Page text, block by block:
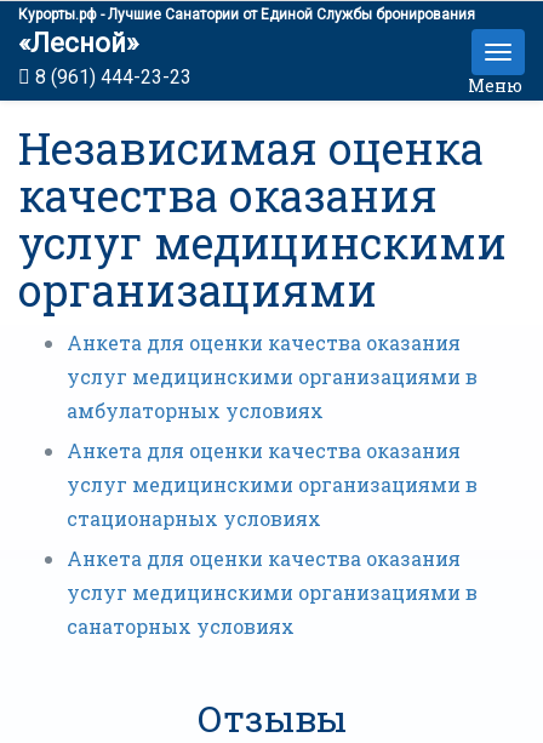
Курорты.рф - Лучшие Санатории от Единой Службы бронирования
«Лесной»
8 (961) 444-23-23 Меню
Независимая оценка
качества оказания
услуг медицинскими
организациями
Анкета для оценки качества оказания
услуг медицинскими организациями в
амбулаторных условиях
Анкета для оценки качества оказания
услуг медицинскими организациями в
стационарных условиях
Анкета для оценки качества оказания
услуг медицинскими организациями в
санаторных условиях
Отзывы